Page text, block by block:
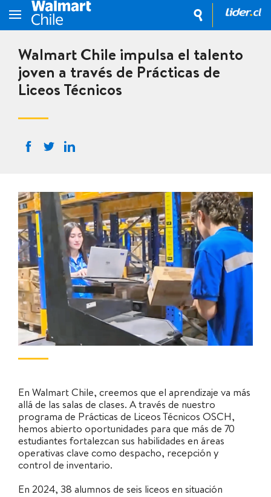
Walmart Chile impulsa el talento
joven a través de Prácticas de
Liceos Técnicos
En Walmart Chile, creemos que el aprendizaje va más
allá de las salas de clases. A través de nuestro
programa de Prácticas de Liceos Técnicos OSCH,
hemos abierto oportunidades para que más de 70
estudiantes fortalezcan sus habilidades en áreas
operativas clave como despacho, recepción y
control de inventario.
En 2024, 38 alumnos de seis liceos en situación